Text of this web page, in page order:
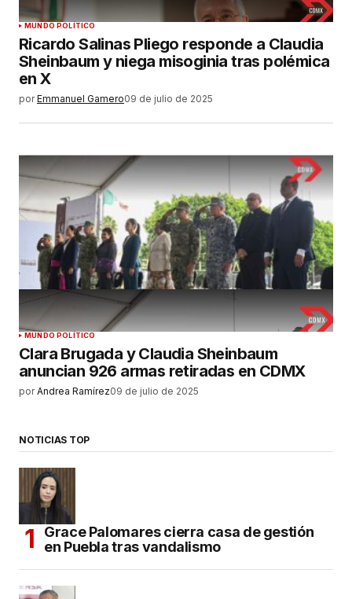
MUNDO POLÍTICO
Ricardo Salinas Pliego responde a Claudia
Sheinbaum y niega misoginia tras polémica
en X
por Emmanuel Gamero09 de julio de 2025
MUNDO POLÍTICO
Clara Brugada y Claudia Sheinbaum
anuncian 926 armas retiradas en CDMX
por Andrea Ramírez09 de julio de 2025
NOTICIAS TOP
Grace Palomares cierra casa de gestión
en Puebla tras vandalismo